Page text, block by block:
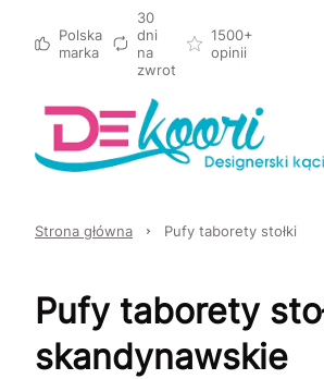
Polska
marka
30
dni
na
zwrot
1500+
opinii
Strona główna Pufy taborety stołki
Pufy taborety
skandynawskie